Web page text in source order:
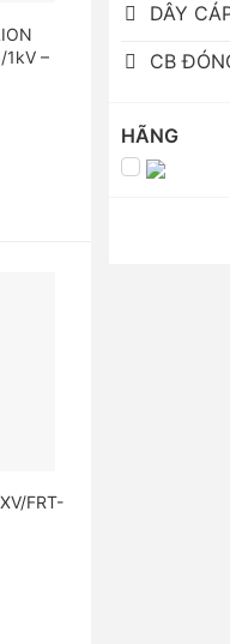
1kV –
FRT-
DÂY
CB
HÃNG